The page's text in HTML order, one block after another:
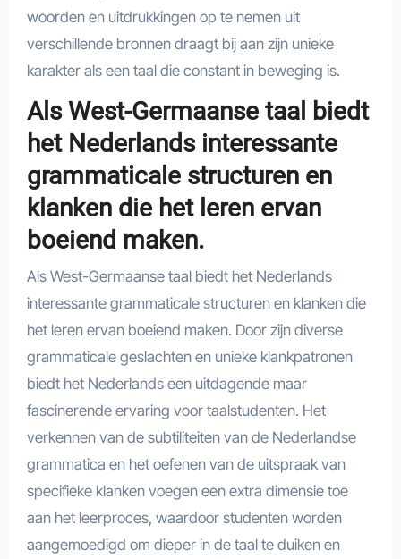
woorden en uitdrukkingen op te nemen uit
verschillende bronnen draagt bij aan zijn unieke
karakter als een taal die constant in beweging is.
Als West-Germaanse taal biedt
het Nederlands interessante
grammaticale structuren en
klanken die het leren ervan
boeiend maken.
Als West-Germaanse taal biedt het Nederlands
interessante grammaticale structuren en klanken die
het leren ervan boeiend maken. Door zijn diverse
grammaticale geslachten en unieke klankpatronen
biedt het Nederlands een uitdagende maar
fascinerende ervaring voor taalstudenten. Het
verkennen van de subtiliteiten van de Nederlandse
grammatica en het oefenen van de uitspraak van
specifieke klanken voegen een extra dimensie toe
aan het leerproces, waardoor studenten worden
aangemoedigd om dieper in de taal te duiken en